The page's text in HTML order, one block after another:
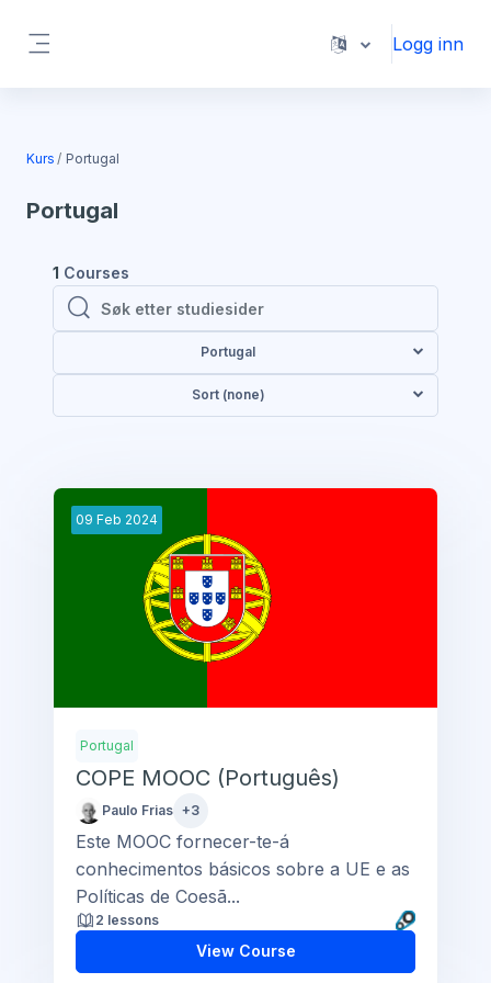
Logg inn
Kurs Portugal
Portugal
1 Courses
Søk etter studiesider
Søk etter studiesider
Portugal
Sort (none)
09 Feb 2024
Portugal
COPE MOOC (Português)
Paulo Frias +3
Este MOOC fornecer-te-á
conhecimentos básicos sobre a UE e as
Políticas de Coesã...
2 lessons
View Course